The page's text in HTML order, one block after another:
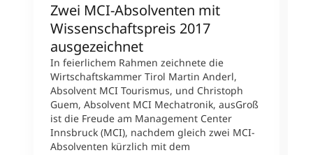
Zwei MCI-Absolventen mit
Wissenschaftspreis 2017
ausgezeichnet
In feierlichem Rahmen zeichnete die
Wirtschaftskammer Tirol Martin Anderl,
Absolvent MCI Tourismus, und Christoph
Guem, Absolvent MCI Mechatronik, ausGroß
ist die Freude am Management Center
Innsbruck (MCI), nachdem gleich zwei MCI-
Absolventen kürzlich mit dem